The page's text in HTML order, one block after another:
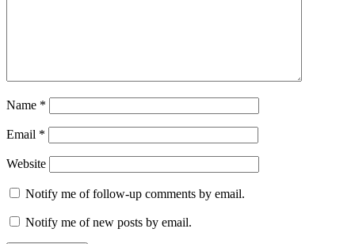
Name *
Email *
Website
Notify me of follow-up comments by email.
Notify me of new posts by email.